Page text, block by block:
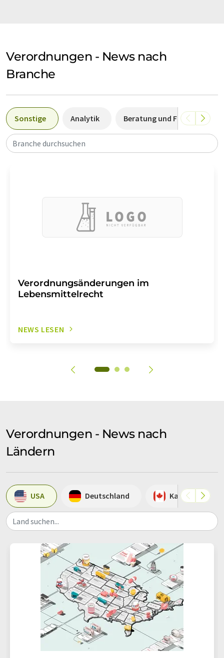
Verordnungen - News nach
Branche
Sonstige Analytik Beratung und Fortbildung
Branche durchsuchen
Verordnungsänderungen im
Lebensmittelrecht
NEWS LESEN
Verordnungen - News nach
Ländern
USA Deutschland Kanada
Land suchen...